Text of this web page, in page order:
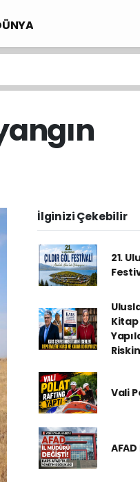
İlginizi Çekebilir
21.
Kitap
Vali